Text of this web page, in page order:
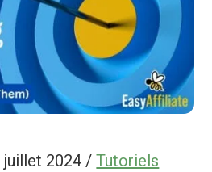
juillet 2024 / Tutoriels